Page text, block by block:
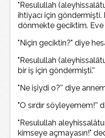
"Resulullah
ihtiyacı için
dönmekte geciktim.
"Niçin geciktin?" diye
"Resulullah
bir iş için göndermişti.''
"Ne işiydi o?'' diye
"O sırdır söyleyemem!''
"Resulullah aleyhissalâtu
kimseye açmayasın!"